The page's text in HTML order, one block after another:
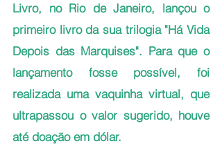
Livro, no Rio de Janeiro, lançou o
primeiro livro da sua trilogia "Há Vida
Depois das Marquises". Para que o
lançamento fosse possível, foi
realizada uma vaquinha virtual, que
ultrapassou o valor sugerido, houve
até doação em dólar.